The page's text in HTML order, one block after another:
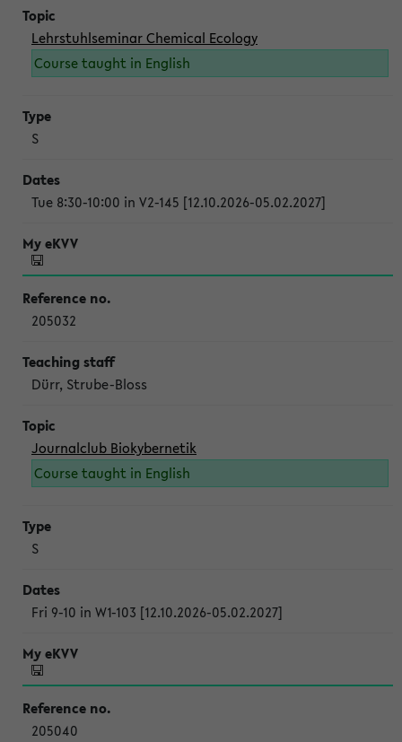
Lehrstuhlseminar Chemical Ecology
Course taught in English
S
Tue 8:30-10:00 in V2-145 [12.10.2026-05.02.2027]
205032
Dürr, Strube-Bloss
Journalclub Biokybernetik
Course taught in English
S
Fri 9-10 in W1-103 [12.10.2026-05.02.2027]
205040